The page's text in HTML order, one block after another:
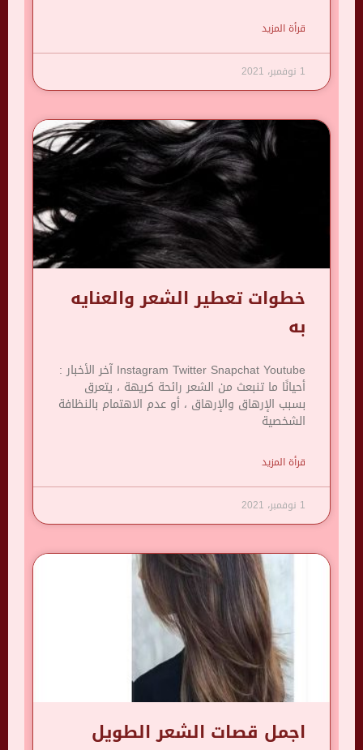
قرأة المزيد
1 نوفمبر، 2021
خطوات تعطير الشعر والعنايه
به
Instagram Twitter Snapchat Youtube آخر الأخبار :
أحيانًا ما تنبعث من الشعر رائحة كريهة ، يتعرق
بسبب الإرهاق والإرهاق ، أو عدم الاهتمام بالنظافة
الشخصية
قرأة المزيد
1 نوفمبر، 2021
اجمل قصات الشعر الطويل